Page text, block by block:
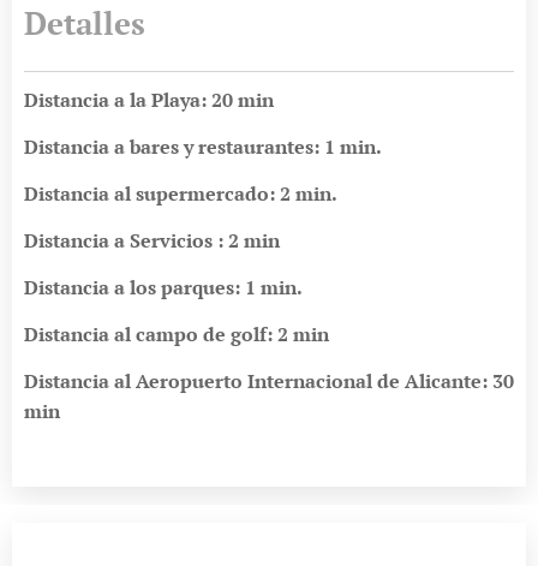
Detalles
Distancia a la Playa: 20 min
Distancia a bares y restaurantes: 1 min.
Distancia al supermercado: 2 min.
Distancia a Servicios : 2 min
Distancia a los parques: 1 min.
Distancia al campo de golf: 2 min
Distancia al Aeropuerto Internacional de Alicante: 30
min